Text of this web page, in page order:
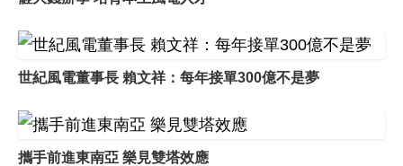
世紀風電董事長 賴文祥：每年接單300億不是夢
攜手前進東南亞 樂見雙塔效應